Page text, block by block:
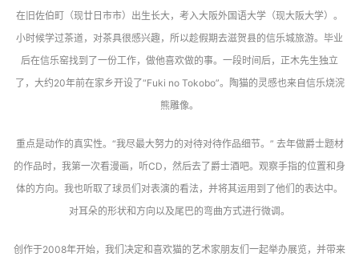
在旧佐伯町（现廿日市市）出生长大，考入大阪外国语大学（现大阪大学）。
小时候学过茶道，对茶具很感兴趣，所以趁假期去滋贺县的信乐城旅游。毕业
后在信乐窑找到了一份工作，做他喜欢做的事。一段时间后，正木先生独立
了，大约20年前在家乡开设了“Fuki no Tokobo”。陶猫的灵感也来自信乐烧浣
熊雕像。
重点是动作的真实性。“我尽最大努力的对待对待作品细节。” 去年做爵士题材
的作品时，我第一次看漫画，听CD，然后去了爵士酒吧。观察手指的位置和身
体的方向。我也听取了球员们对表演的看法，并将其运用到了他们的表达中。
对耳朵的形状和方向以及尾巴的弯曲方式进行微调。
创作于2008年开始，我们决定和喜欢猫的艺术家朋友们一起举办展览，并带来